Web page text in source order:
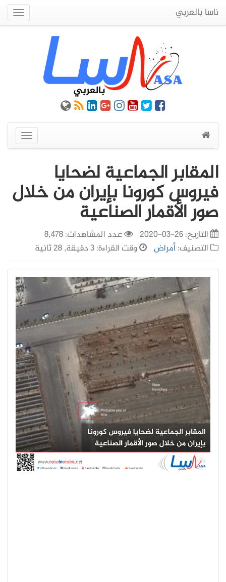
ناسا بالعربي
عرض
القائمة
المقابر الجماعية لضحايا
فيروس كورونا بإيران من خلال
صور الأقمار الصناعية
التاريخ:26-03-2020
عدد المشاهدات: 8,478
التصنيف:أمراض وقت القراءة: 3 دقيقة, 28 ثانية